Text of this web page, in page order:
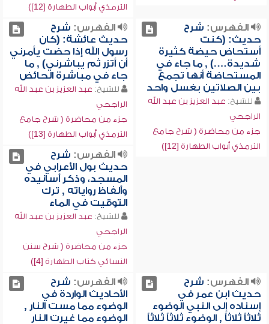
الترمذي أبواب الطهارة [12])
الفهرس: شرح
حديث: (كنت
أستحاض حيضة كثيرة
شديدة….) , ما جاء في
المستحاضة أنها تجمع
بين الصلاتين بغسل واحد
للشيخ: عبد العزيز بن عبد الله
الراجحي
جزء من محاضرة ( شرح جامع
الترمذي أبواب الطهارة [12])
الفهرس: شرح
حديث عائشة: (كان
رسول الله إذا حضت يأمرني
أن أتزر ثم يباشرني) , ما
جاء في مباشرة الحائض
للشيخ: عبد العزيز بن عبد الله
الراجحي
جزء من محاضرة ( شرح جامع
الترمذي أبواب الطهارة [13])
الفهرس: شرح
حديث بول الأعرابي في
المسجد، وذكر أسانيده
وألفاظ رواياته , ترك
التوقيت في الماء
للشيخ: عبد العزيز بن عبد الله
الراجحي
جزء من محاضرة ( شرح سنن
النسائي كتاب الطهارة [4])
الفهرس: شرح
حديث ابن عمر في
إسناده إلى النبي الوضوء
ثلاثاً ثلاثاً , الوضوء ثلاثاً ثلاثاً
الفهرس: شرح
الأحاديث الواردة في
الوضوء مما مست النار ,
الوضوء مما غيرت النار